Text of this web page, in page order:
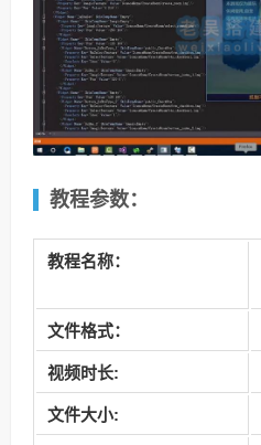
教程参数：
教程名称：
文件格式：
视频时长:
文件大小: